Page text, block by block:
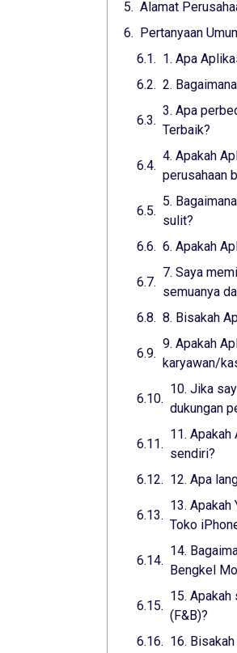
Alamat
Pertanyaan
1. Apa
2.
3. Apa
Terbaik?
4. Apakah
perusahaan
5.
sulit?
6. Apakah
7. Saya
semuanya
8. Bisakah
9. Apakah
karyawan/
10. Jika
dukungan
11.
sendiri?
12. Apa
13. Apakah
Toko
14.
Bengkel
15.
(F&B)?
16.